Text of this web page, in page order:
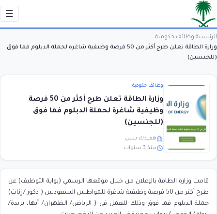
☰
الرئيسية وظائف حكومية
وزارة الطاقة تعلن طرح أكثر من 50 فرصة وظيفية شاغرة لحملة الدبلوم فما فوق
(للجنسين)
وظائف حكومية
وزارة الطاقة تعلن طرح أكثر من 50 فرصة
وظيفية شاغرة لحملة الدبلوم فما فوق
(للجنسين)
هفيدك بلس
منذ 3 سنوات
قامت وزارة الطاقة بالإعلان من خلال موقعها الرسمي (بوابة التوظيف) عن
طرح أكثر من 50 فرصة وظيفية شاغرة للمواطنين السعوديين ( ذكور / إناث)
حملة الدبلوم فما فوق وذلك للعمل في ( الرياض/ الظهران/ أبها، بريدة/